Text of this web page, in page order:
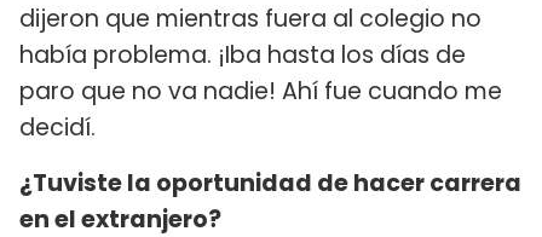
dijeron que mientras fuera al colegio no
había problema. ¡Iba hasta los días de
paro que no va nadie! Ahí fue cuando me
decidí.
¿Tuviste la oportunidad de hacer carrera
en el extranjero?